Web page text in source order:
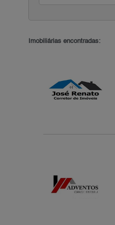
Imobiliárias encontradas: